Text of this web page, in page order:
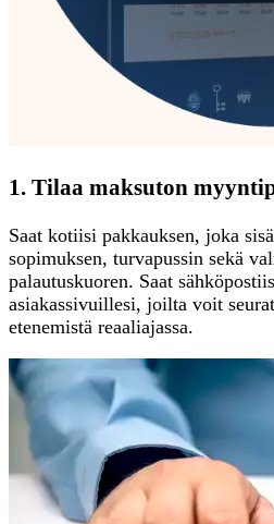
1. Tilaa maksuton
Saat kotiisi pakkauksen, joka
sopimuksen, turvapussin sekä
palautuskuoren. Saat
asiakassivuillesi, joilta voit
etenemistä reaaliajassa.